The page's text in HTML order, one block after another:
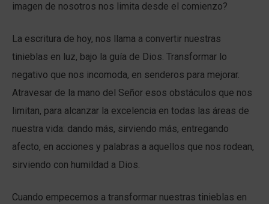
imagen de nosotros nos limita desde el comienzo?
La escritura de hoy, nos llama a convertir nuestras
tinieblas en luz, bajo la guía de Dios. Transformar lo
negativo que nos incomoda, en senderos para mejorar.
Atravesar de la mano del Señor esos obstáculos que nos
limitan, para alcanzar la excelencia en todas las áreas de
nuestra vida: dando más, sirviendo más, entregando
afecto, en acciones y palabras a aquellos que nos rodean,
sirviendo con humildad a Dios.
Cuando empecemos a transformar nuestras tinieblas en